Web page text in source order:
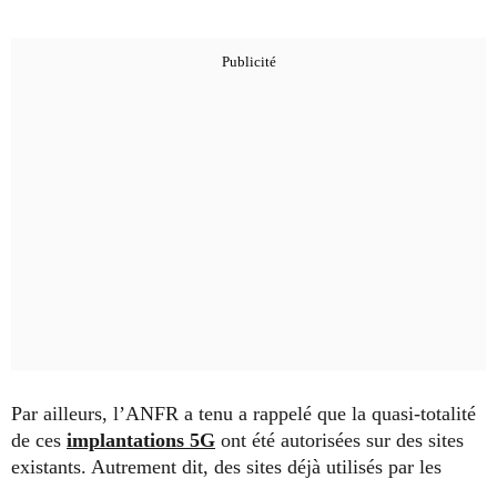
Par ailleurs, l’ANFR a tenu a rappelé que la quasi-totalité
de ces implantations 5G ont été autorisées sur des sites
existants. Autrement dit, des sites déjà utilisés par les